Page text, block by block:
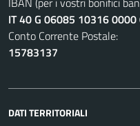
IT 40 G 06085 10316
Conto Corrente Postale:
15783137
DATI TERRITORIALI